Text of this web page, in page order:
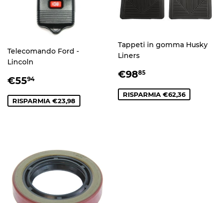
Telecomando Ford -
Lincoln
PREZZO
€5594
RISPARMIA €23,98
Tappeti in gomma Husky
Liners
PREZZO
€9885
RISPARMIA €62,36